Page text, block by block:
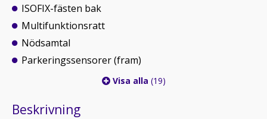
ISOFIX-fästen bak
Multifunktionsratt
Nödsamtal
Parkeringssensorer (fram)
Visa alla (19)
Beskrivning